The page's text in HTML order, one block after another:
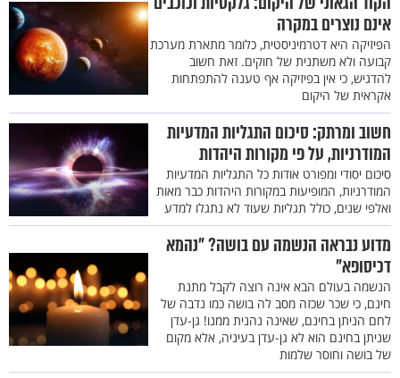
אינם נוצרים במקרה
הפיזיקה היא דטרמיניסטית, כלומר מתארת מערכת
קבועה ולא משתנית של חוקים. זאת חשוב
להדגיש, כי אין בפיזיקה אף טענה להתפתחות
אקראית של היקום
חשוב ומרתק: סיכום התגליות המדעיות
המודרניות, על פי מקורות היהדות
סיכום יסודי ומפורט אודות כל התגליות המדעיות
המודרניות, המופיעות במקורות היהדות כבר מאות
ואלפי שנים, כולל תגליות שעוד לא נתגלו למדע
מדוע נבראה הנשמה עם בושה? "נהמא
דכיסופא"
הנשמה בעולם הבא אינה רוצה לקבל מתנת
חינם, כי שכר שכזה מסב לה בושה כמו נדבה של
לחם הניתן בחינם, שאינה נהנית ממנו! גן-עדן
שניתן בחינם הוא לא גן-עדן בעיניה, אלא מקום
של בושה וחוסר שלמות